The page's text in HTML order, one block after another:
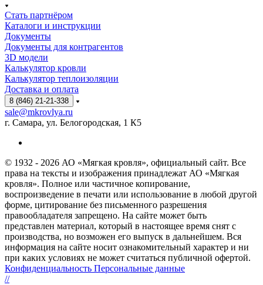
Стать партнёром
Каталоги и инструкции
Документы
Документы для контрагентов
3D модели
Калькулятор кровли
Калькулятор теплоизоляции
Доставка и оплата
8 (846) 21-21-338
sale@mkrovlya.ru
г. Самара, ул. Белогородская, 1 К5
© 1932 - 2026 АО «Мягкая кровля», официальный сайт. Все
права на тексты и изображения принадлежат АО «Мягкая
кровля». Полное или частичное копирование,
воспроизведение в печати или использование в любой другой
форме, цитирование без письменного разрешения
правообладателя запрещено. На сайте может быть
представлен материал, который в настоящее время снят с
производства, но возможен его выпуск в дальнейшем. Вся
информация на сайте носит ознакомительный характер и ни
при каких условиях не может считаться публичной офертой.
Конфиденциальность Персональные данные
//